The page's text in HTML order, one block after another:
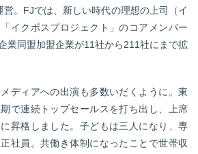
。FJでは、新しい時代の理想の上司（イ
イクボスプロジェクト」のコアメンバー
業同盟加盟企業が11社から211社にまで拡
ディアへの出演も多数いだくように。東
で連続トップセールスを打ち出し、上席
昇格しました。子どもは三人になり、専
社員。共働き体制になったことで世帯収